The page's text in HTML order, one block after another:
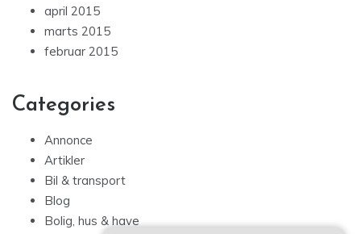
april 2015
marts 2015
februar 2015
Categories
Annonce
Artikler
Bil & transport
Blog
Bolig, hus & have